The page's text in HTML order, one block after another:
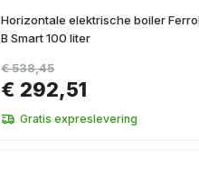
Horizontale elektrische boiler
B Smart 100 liter
€ 292,51
€ 538,45
Gratis expreslevering